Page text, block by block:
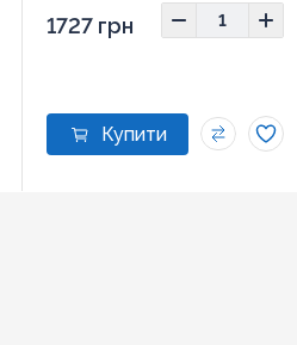
1727 грн